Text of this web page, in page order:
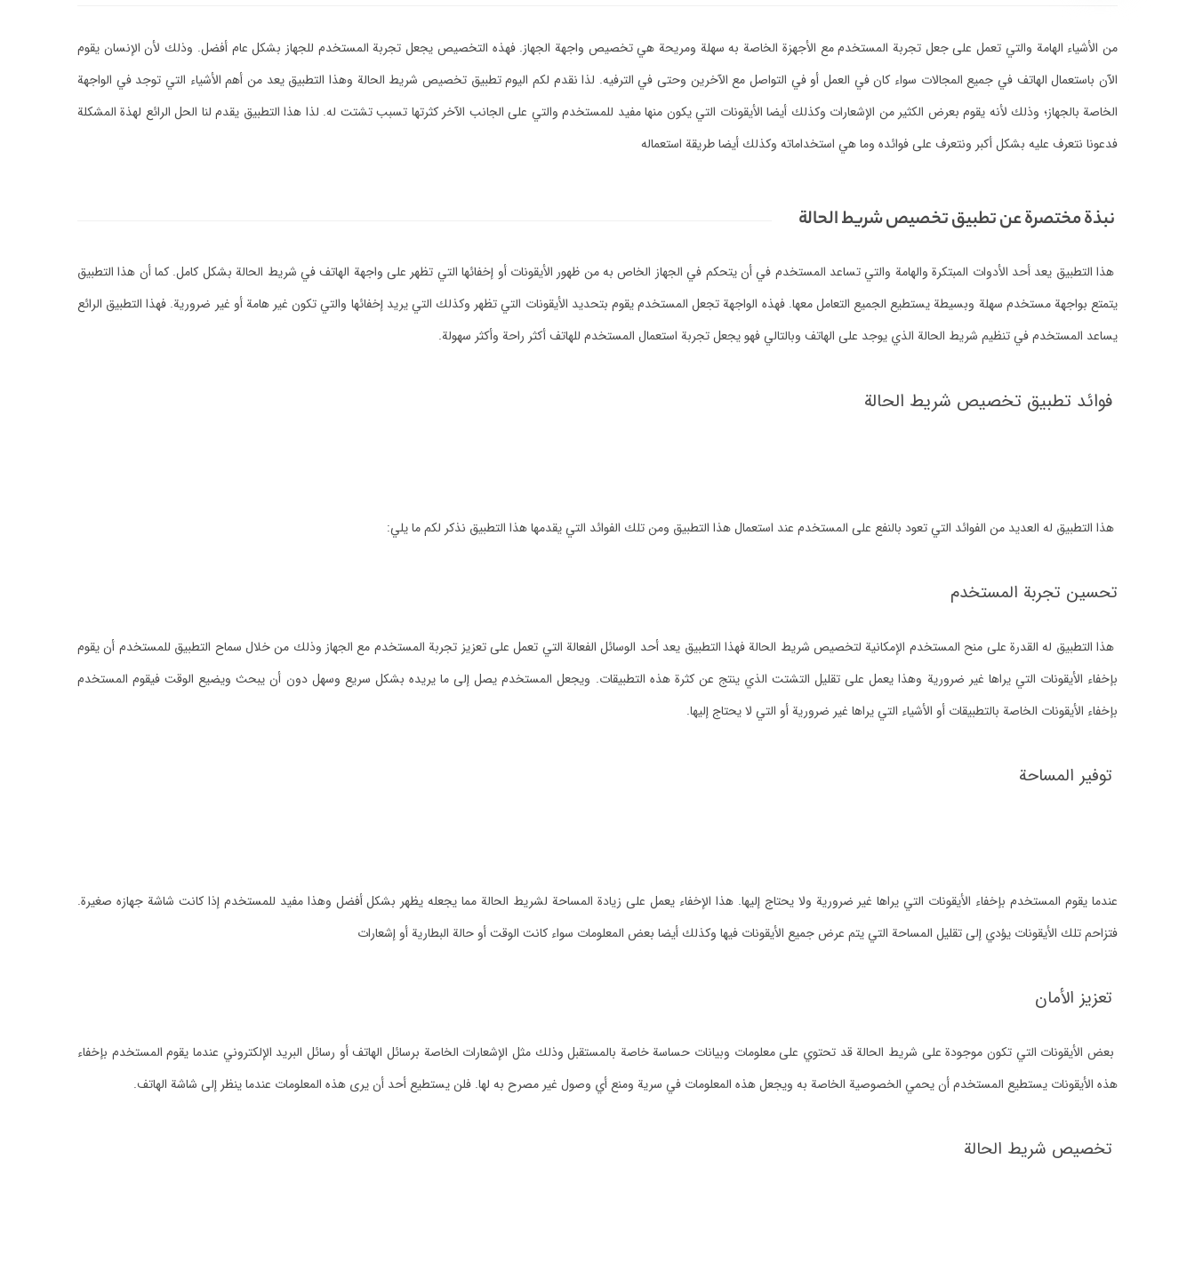
من الأشياء الهامة والتي تعمل على جعل تجربة المستخدم مع الأجهزة الخاصة به سهلة ومريحة هي تخصيص واجهة الجهاز. فهذه التخصيص يجعل تجربة المستخدم للجهاز بشكل عام أفضل. وذلك لأن الإنسان يقوم
الآن باستعمال الهاتف في جميع المجالات سواء كان في العمل أو في التواصل مع الآخرين وحتى في الترفيه. لذا نقدم لكم اليوم تطبيق تخصيص شريط الحالة وهذا التطبيق يعد من أهم الأشياء التي توجد في الواجهة
الخاصة بالجهاز؛ وذلك لأنه يقوم بعرض الكثير من الإشعارات وكذلك أيضا الأيقونات التي يكون منها مفيد للمستخدم والتي على الجانب الآخر كثرتها تسبب تشتت له. لذا هذا التطبيق يقدم لنا الحل الرائع لهذة المشكلة
فدعونا نتعرف عليه بشكل أكبر ونتعرف على فوائده وما هي استخداماته وكذلك أيضا طريقة استعماله
نبذة مختصرة عن تطبيق تخصيص شريط الحالة
هذا التطبيق يعد أحد الأدوات المبتكرة والهامة والتي تساعد المستخدم في أن يتحكم في الجهاز الخاص به من ظهور الأيقونات أو إخفائها التي تظهر على واجهة الهاتف في شريط الحالة بشكل كامل. كما أن هذا التطبيق
يتمتع بواجهة مستخدم سهلة وبسيطة يستطيع الجميع التعامل معها. فهذه الواجهة تجعل المستخدم يقوم بتحديد الأيقونات التي تظهر وكذلك التي يريد إخفائها والتي تكون غير هامة أو غير ضرورية. فهذا التطبيق الرائع
يساعد المستخدم في تنظيم شريط الحالة الذي يوجد على الهاتف وبالتالي فهو يجعل تجربة استعمال المستخدم للهاتف أكثر راحة وأكثر سهولة.
فوائد تطبيق تخصيص شريط الحالة
هذا التطبيق له العديد من الفوائد التي تعود بالنفع على المستخدم عند استعمال هذا التطبيق ومن تلك الفوائد التي يقدمها هذا التطبيق نذكر لكم ما يلي:
تحسين تجربة المستخدم
هذا التطبيق له القدرة على منح المستخدم الإمكانية لتخصيص شريط الحالة فهذا التطبيق يعد أحد الوسائل الفعالة التي تعمل على تعزيز تجربة المستخدم مع الجهاز وذلك من خلال سماح التطبيق للمستخدم أن يقوم
بإخفاء الأيقونات التي يراها غير ضرورية وهذا يعمل على تقليل التشتت الذي ينتج عن كثرة هذه التطبيقات. ويجعل المستخدم يصل إلى ما يريده بشكل سريع وسهل دون أن يبحث ويضيع الوقت فيقوم المستخدم
بإخفاء الأيقونات الخاصة بالتطبيقات أو الأشياء التي يراها غير ضرورية أو التي لا يحتاج إليها.
توفير المساحة
عندما يقوم المستخدم بإخفاء الأيقونات التي يراها غير ضرورية ولا يحتاج إليها. هذا الإخفاء يعمل على زيادة المساحة لشريط الحالة مما يجعله يظهر بشكل أفضل وهذا مفيد للمستخدم إذا كانت شاشة جهازه صغيرة.
فتزاحم تلك الأيقونات يؤدي إلى تقليل المساحة التي يتم عرض جميع الأيقونات فيها وكذلك أيضا بعض المعلومات سواء كانت الوقت أو حالة البطارية أو إشعارات
تعزيز الأمان
بعض الأيقونات التي تكون موجودة على شريط الحالة قد تحتوي على معلومات وبيانات حساسة خاصة بالمستقبل وذلك مثل الإشعارات الخاصة برسائل الهاتف أو رسائل البريد الإلكتروني عندما يقوم المستخدم بإخفاء
هذه الأيقونات يستطيع المستخدم أن يحمي الخصوصية الخاصة به ويجعل هذه المعلومات في سرية ومنع أي وصول غير مصرح به لها. فلن يستطيع أحد أن يرى هذه المعلومات عندما ينظر إلى شاشة الهاتف.
تخصيص شريط الحالة